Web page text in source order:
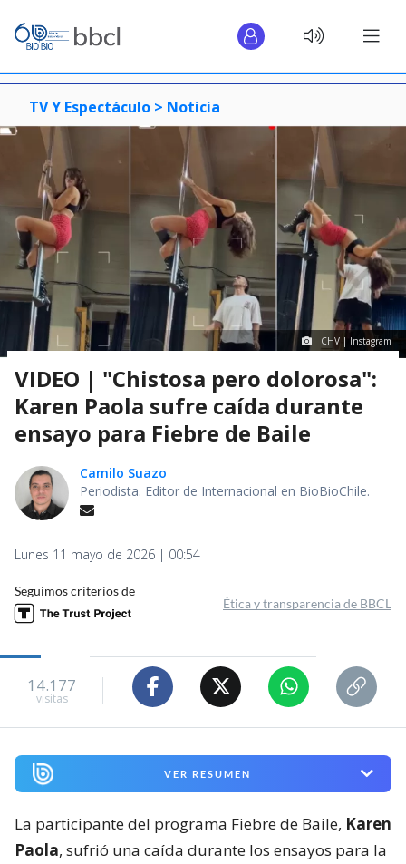
TV Y Espectáculo > Noticia
CHV | Instagram
VIDEO | "Chistosa pero dolorosa":
Karen Paola sufre caída durante
ensayo para Fiebre de Baile
Camilo Suazo
Periodista. Editor de Internacional en BioBioChile.
Lunes 11 mayo de 2026 | 00:54
Seguimos criterios de
Ética y transparencia de BBCL
14.177
visitas
VER RESUMEN
La participante del programa Fiebre de Baile, Karen
Paola, sufrió una caída durante los ensayos para la